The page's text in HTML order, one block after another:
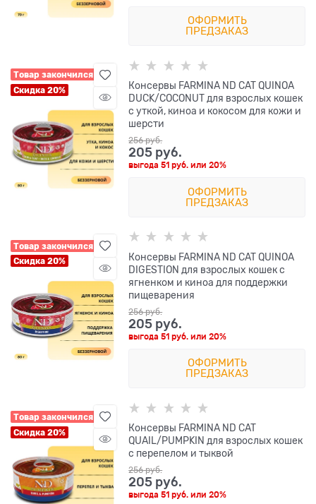
ОФОРМИТЬ
ПРЕДЗАКАЗ
Товар закончился
Скидка 20%
Консервы FARMINA ND CAT QUINOA
DUCK/COCONUT для взрослых кошек
с уткой, киноа и кокосом для кожи и
шерсти
256 руб.
205 руб.
выгода51 руб. или20%
ОФОРМИТЬ
ПРЕДЗАКАЗ
Товар закончился
Скидка 20%
Консервы FARMINA ND CAT QUINOA
DIGESTION для взрослых кошек с
ягненком и киноа для поддержки
пищеварения
256 руб.
205 руб.
выгода51 руб. или20%
ОФОРМИТЬ
ПРЕДЗАКАЗ
Товар закончился
Скидка 20%
Консервы FARMINA ND CAT
QUAIL/PUMPKIN для взрослых кошек
с перепелом и тыквой
256 руб.
205 руб.
выгода51 руб. или20%